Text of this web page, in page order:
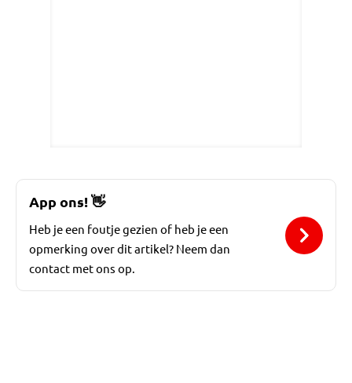
App ons!👋
Heb je een foutje gezien of heb je een
opmerking over dit artikel? Neem dan
contact met ons op.